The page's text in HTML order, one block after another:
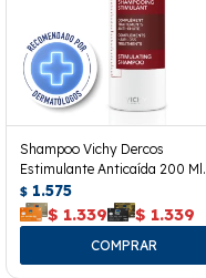
Shampoo Vichy Dercos
Estimulante Anticaída 200 Ml.
$ 1.575
$ 1.339 $ 1.339